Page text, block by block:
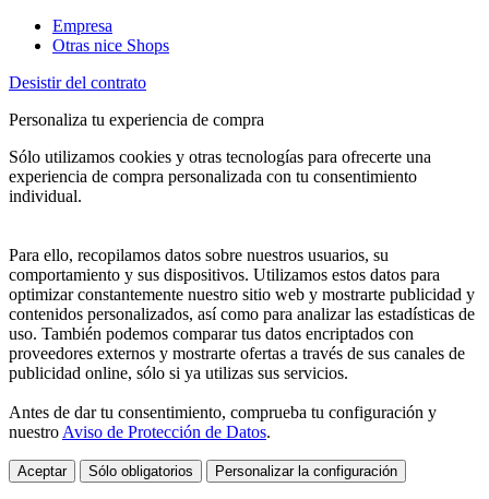
Empresa
Otras nice Shops
Desistir del contrato
Personaliza tu experiencia de compra
Sólo utilizamos cookies y otras tecnologías para ofrecerte una
experiencia de compra personalizada con tu consentimiento
individual.
Para ello, recopilamos datos sobre nuestros usuarios, su
comportamiento y sus dispositivos. Utilizamos estos datos para
optimizar constantemente nuestro sitio web y mostrarte publicidad y
contenidos personalizados, así como para analizar las estadísticas de
uso. También podemos comparar tus datos encriptados con
proveedores externos y mostrarte ofertas a través de sus canales de
publicidad online, sólo si ya utilizas sus servicios.
Antes de dar tu consentimiento, comprueba tu configuración y
nuestro Aviso de Protección de Datos.
Aceptar Sólo obligatorios Personalizar la configuración